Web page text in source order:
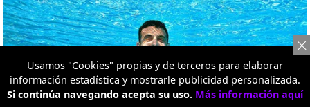
Usamos "Cookies" propias y de terceros para elaborar
información estadística y mostrarle publicidad personalizada.
Si continúa navegando acepta su uso. Más información aquí